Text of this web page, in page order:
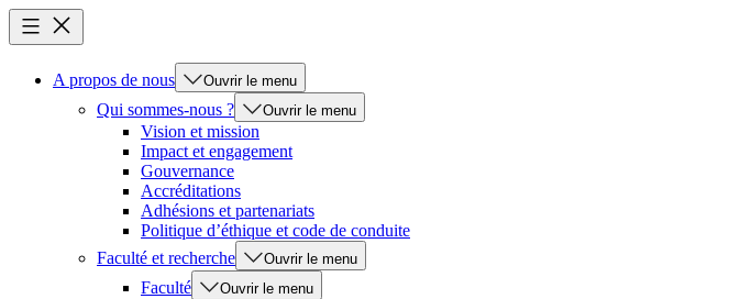
A propos de nous Ouvrir le menu
Qui sommes-nous ? Ouvrir le menu
Vision et mission
Impact et engagement
Gouvernance
Accréditations
Adhésions et partenariats
Politique d’éthique et code de conduite
Faculté et recherche
Ouvrir le menu
Faculté Ouvrir le menu